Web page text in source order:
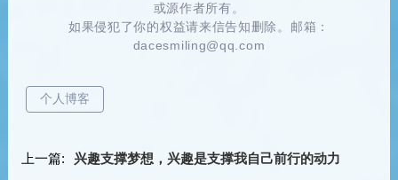
或源作者所有。
如果侵犯了你的权益请来信告知删除。邮箱：
dacesmiling@qq.com
个人博客
上一篇:
兴趣支撑梦想，兴趣是支撑我自己前行的动力